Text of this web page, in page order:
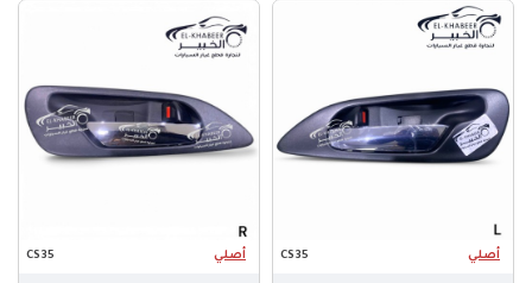
أصلي CS35 أصلي CS35